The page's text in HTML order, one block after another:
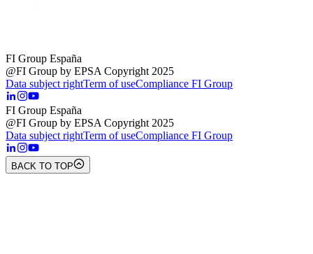
FI Group España
@FI Group by EPSA Copyright 2025
Data subject rightTerm of useCompliance FI Group
FI Group España
@FI Group by EPSA Copyright 2025
Data subject rightTerm of useCompliance FI Group
BACK TO TOP